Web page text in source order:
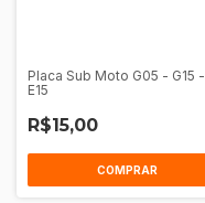
Placa Sub Moto G05 - G15 -
E15
R$15,00